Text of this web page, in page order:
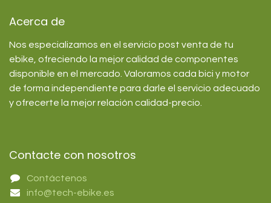
Acerca de
Nos especializamos en el servicio post venta de tu
ebike, ofreciendo la mejor calidad de componentes
disponible en el mercado. Valoramos cada bici y motor
de forma independiente para darle el servicio adecuado
y ofrecerte la mejor relación calidad-precio.
Contacte con nosotros
Contáctenos
info@tech-ebike.es